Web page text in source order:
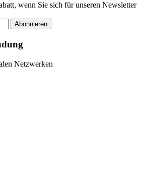
wenn Sie sich für unseren Newsletter
Abonnieren
Netzwerken